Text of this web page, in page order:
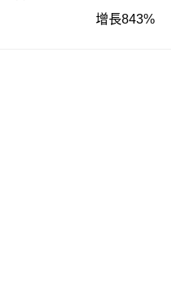
增長843%